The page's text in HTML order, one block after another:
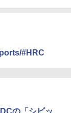
#HRC
の「シビッ